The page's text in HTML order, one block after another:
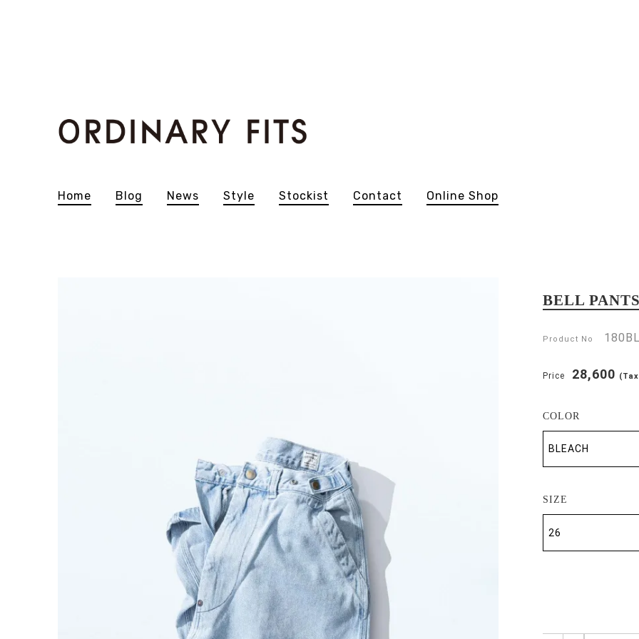
Home Blog News Style Stockist Contact Online Shop
BELL
Product No
Price 28,600
COLOR
SIZE